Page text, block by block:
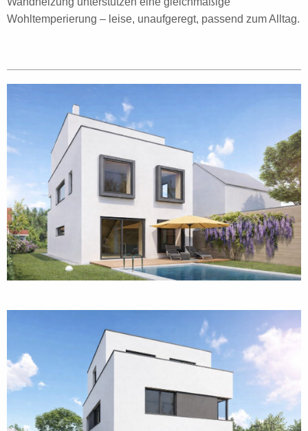
Wohltemperierung – leise, unaufgeregt, passend zum Alltag.